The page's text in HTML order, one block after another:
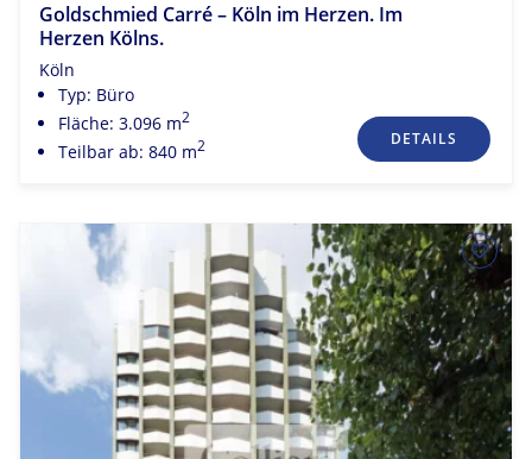
Goldschmied Carré – Köln im Herzen. Im
Herzen Kölns.
Köln
Typ: Büro
Fläche: 3.096 m2
Teilbar ab: 840 m2 DETAILS